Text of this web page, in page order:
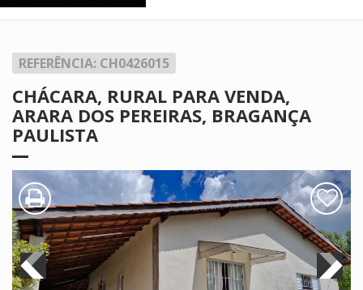
REFERÊNCIA: CH0426015
CHÁCARA, RURAL PARA VENDA,
ARARA DOS PEREIRAS, BRAGANÇA
PAULISTA